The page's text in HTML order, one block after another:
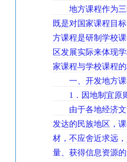
地方课程作为三
既是对国家课程目
方课程是研制学校
区发展实际来体现
家课程与学校课程
一、开发地方课
1．因地制宜原
由于各地经济文
发达的民族地区，
材，不应舍近求远
量、获得信息资源